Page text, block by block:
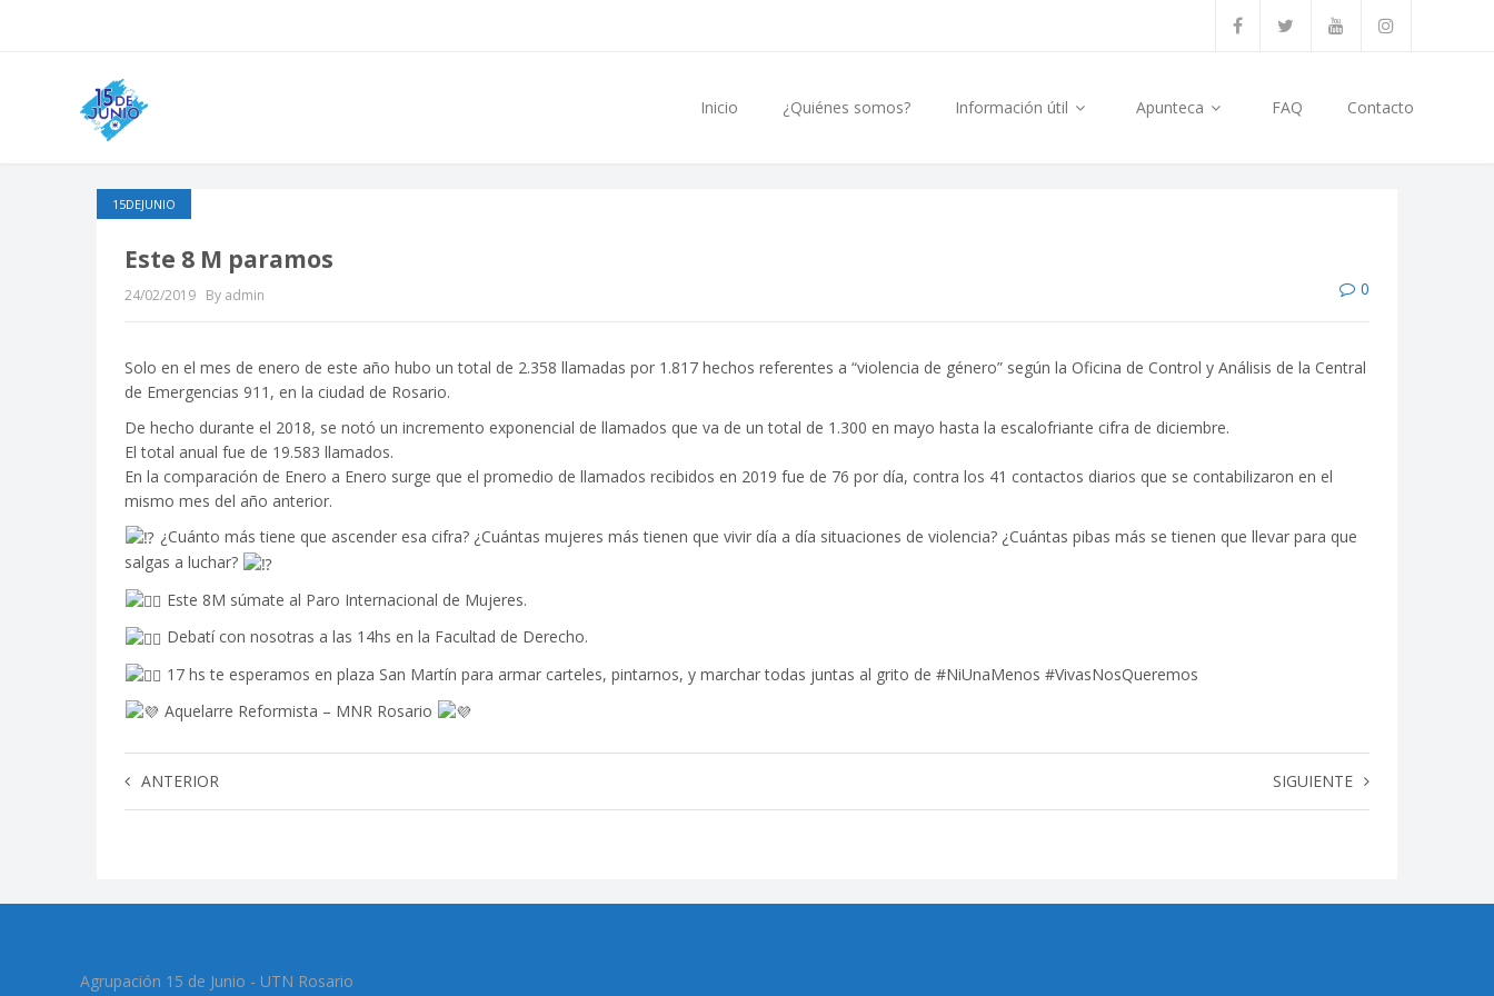
Inicio ¿Quiénes somos? Información útil Apunteca FAQ Contacto
15DEJUNIO
Este 8 M paramos
24/02/2019 By admin 0
Solo en el mes de enero de este año hubo un total de 2.358 llamadas por 1.817 hechos referentes a “violencia de género” según la Oficina de Control y Análisis de la Central
de Emergencias 911, en la ciudad de Rosario.
De hecho durante el 2018, se notó un incremento exponencial de llamados que va de un total de 1.300 en mayo hasta la escalofriante cifra de diciembre.
El total anual fue de 19.583 llamados.
En la comparación de Enero a Enero surge que el promedio de llamados recibidos en 2019 fue de 76 por día, contra los 41 contactos diarios que se contabilizaron en el
mismo mes del año anterior.
¿Cuánto más tiene que ascender esa cifra? ¿Cuántas mujeres más tienen que vivir día a día situaciones de violencia? ¿Cuántas pibas más se tienen que llevar para que
salgas a luchar?
Este 8M súmate al Paro Internacional de Mujeres.
Debatí con nosotras a las 14hs en la Facultad de Derecho.
17 hs te esperamos en plaza San Martín para armar carteles, pintarnos, y marchar todas juntas al grito de #NiUnaMenos #VivasNosQueremos
Aquelarre Reformista – MNR Rosario
ANTERIOR SIGUIENTE
Agrupación 15 de Junio - UTN Rosario